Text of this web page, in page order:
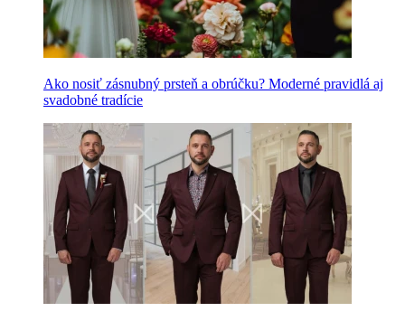
Ako nosiť zásnubný prsteň a obrúčku? Moderné pravidlá aj
svadobné tradície